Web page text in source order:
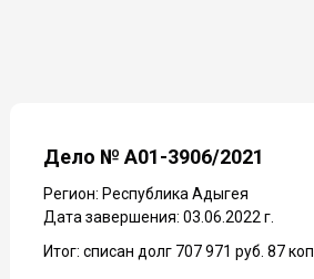
Дело № А01-3906/2021
Регион: Республика Адыгея
Дата завершения: 03.06.2022 г.
Итог: списан долг 707 971 руб. 87 коп.